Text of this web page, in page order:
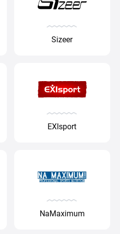
Sizeer
EXIsport
NaMaximum